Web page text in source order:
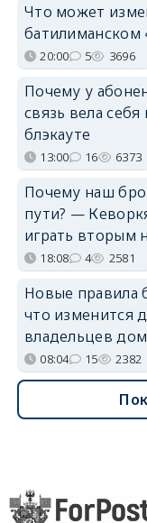
Что может
батилиманском
20:00 5 3696
Почему у
связь вела
блэкауте
13:00 16 6373
Почему наш
пути? —
играть вторым
18:08 4 2581
Новые правила
что изменится
владельцев
08:04 15 2382